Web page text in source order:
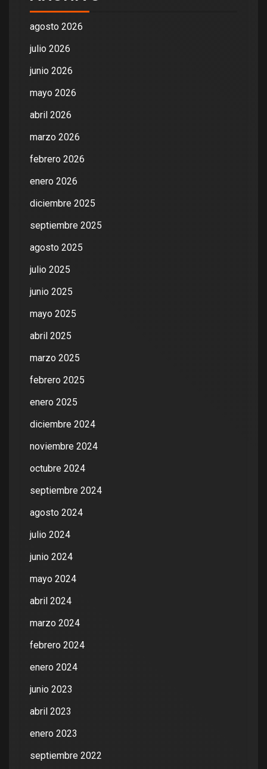
agosto 2026
julio 2026
junio 2026
mayo 2026
abril 2026
marzo 2026
febrero 2026
enero 2026
diciembre 2025
septiembre 2025
agosto 2025
julio 2025
junio 2025
mayo 2025
abril 2025
marzo 2025
febrero 2025
enero 2025
diciembre 2024
noviembre 2024
octubre 2024
septiembre 2024
agosto 2024
julio 2024
junio 2024
mayo 2024
abril 2024
marzo 2024
febrero 2024
enero 2024
junio 2023
abril 2023
enero 2023
septiembre 2022